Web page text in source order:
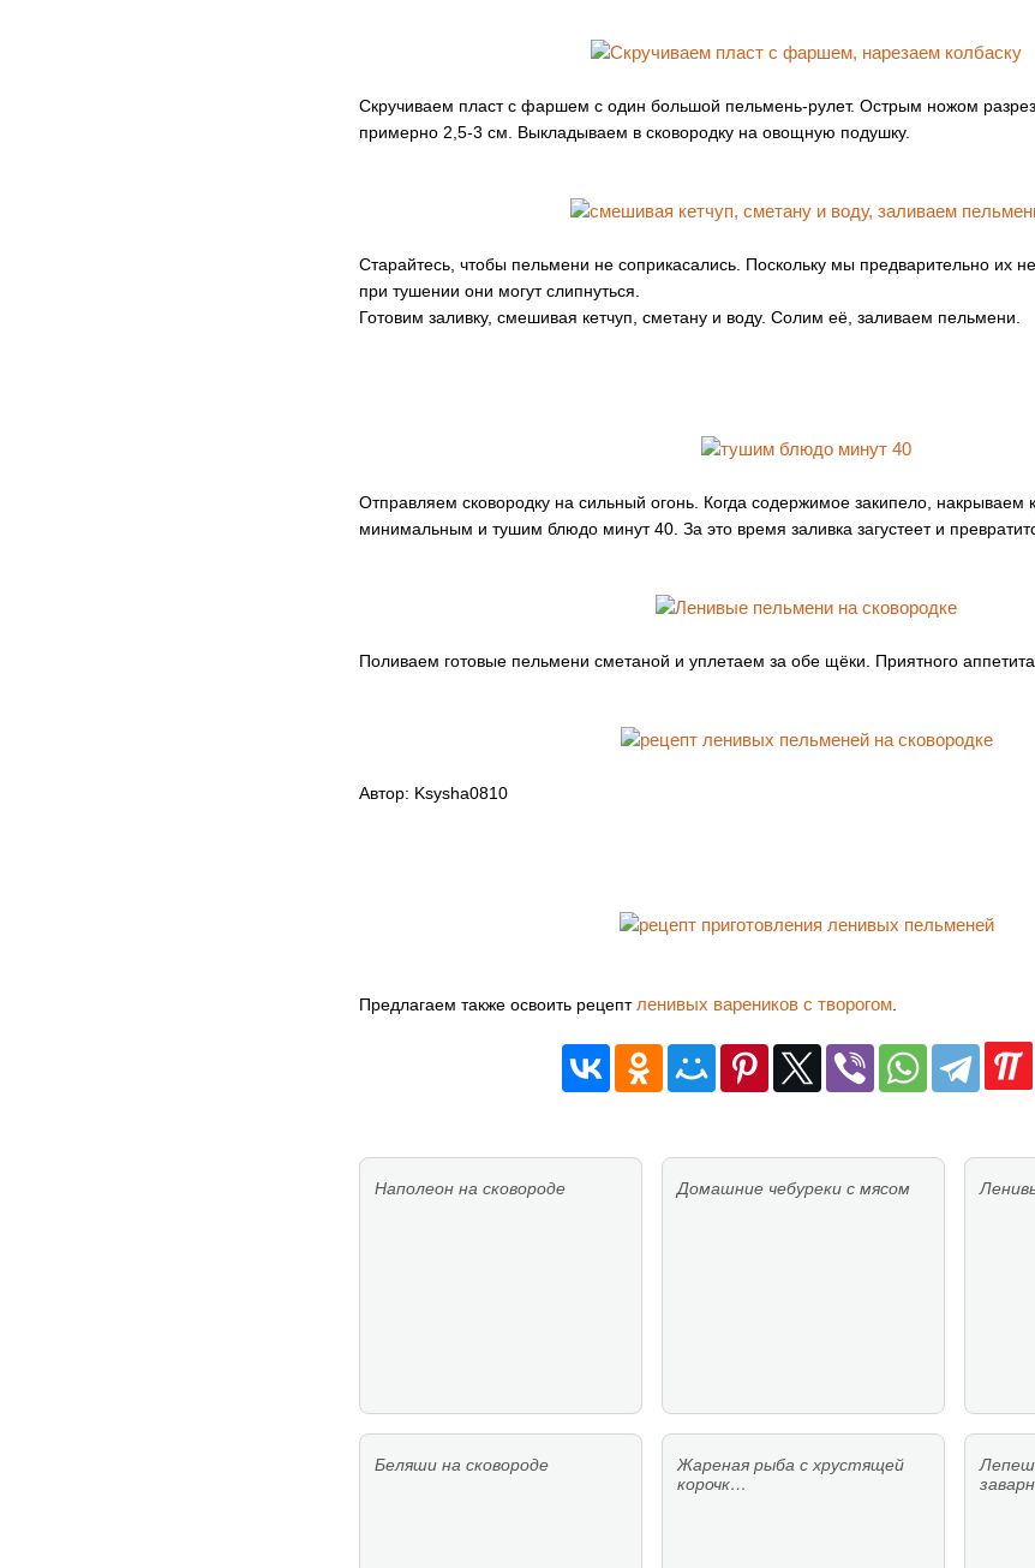
Скручиваем пласт с фаршем с один большой пельмень-рулет. Острым ножом
примерно 2,5-3 см. Выкладываем в сковородку на овощную подушку.
Старайтесь, чтобы пельмени не соприкасались. Поскольку мы предварительно их
при тушении они могут слипнуться.
Готовим заливку, смешивая кетчуп, сметану и воду. Солим её, заливаем пельмени.
Отправляем сковородку на сильный огонь. Когда содержимое закипело, накрываем
минимальным и тушим блюдо минут 40. За это время заливка загустеет и
Поливаем готовые пельмени сметаной и уплетаем за обе щёки. Приятного
Автор: Ksysha0810
Предлагаем также освоить рецепт ленивых вареников с творогом
Наполеон на сковороде Домашние чебуреки с мясом
Беляши на сковороде
Жареная рыба с хрустящей
корочк…